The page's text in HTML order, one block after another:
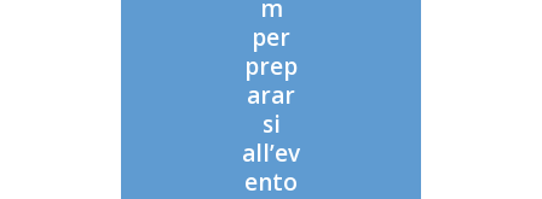
m
per
prep
arar
si
all’ev
ento